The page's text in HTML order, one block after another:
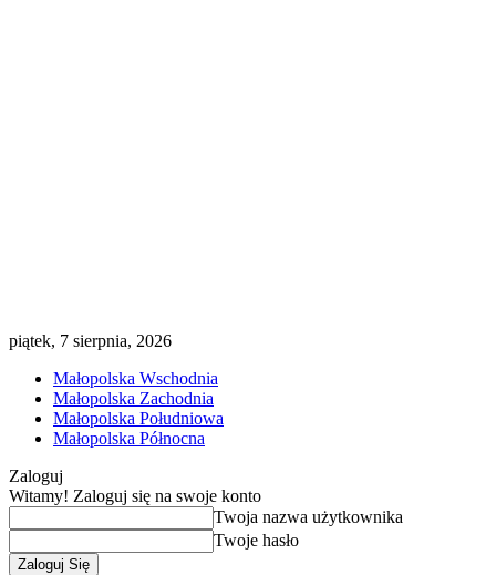
piątek, 7 sierpnia, 2026
Małopolska Wschodnia
Małopolska Zachodnia
Małopolska Południowa
Małopolska Północna
Zaloguj
Witamy! Zaloguj się na swoje konto
Twoja nazwa użytkownika
Twoje hasło